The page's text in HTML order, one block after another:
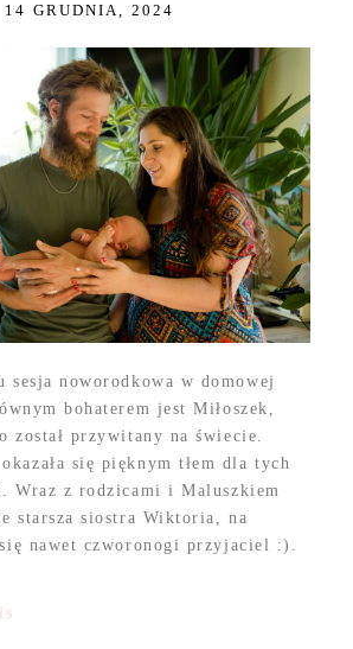
14 GRUDNIA, 2024
sesja noworodkowa w domowej
bohaterem jest Miłoszek,
został przywitany na świecie.
się pięknym tłem dla tych
Wraz z rodzicami i Maluszkiem
starsza siostra Wiktoria, na
się nawet czworonogi przyjaciel :).